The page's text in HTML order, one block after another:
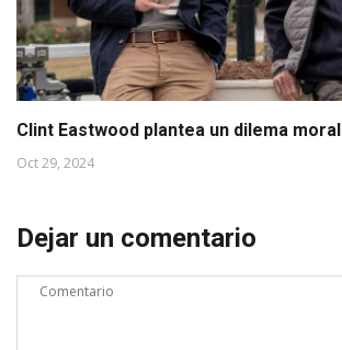
Clint Eastwood plantea un dilema moral
Oct 29, 2024
Dejar un comentario